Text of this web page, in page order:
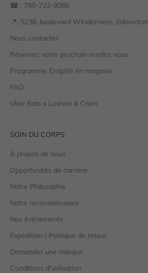
☎ : 780-722-9086
📍: 5238, boulevard Windermere,
Nous contacter
Réservez votre prochain rendez-vous
Programme Em(p)tē en magasin
FAQ
Uber Eats x Loshen & Crem
SOIN DU CORPS
À propos de nous
Opportunités de carrière
Notre Philosophie
Notre reconnaissance
Nos événements
Expédition | Politique de retour
Demander une marque
Conditions d'utilisation